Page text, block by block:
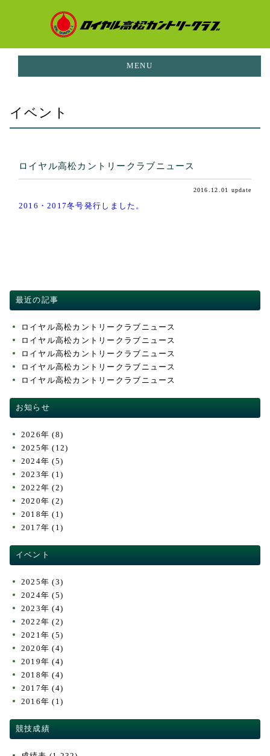
MENU
ご利用料金
PRICE
CORUSE GUIDE
PLAY RESULT
イベント
ロイヤル高松カントリークラブニュース
2016.12.01 update
2016・2017冬号発行しました。
最近の記事
ロイヤル高松カントリークラブニュース
ロイヤル高松カントリークラブニュース
ロイヤル高松カントリークラブニュース
ロイヤル高松カントリークラブニュース
ロイヤル高松カントリークラブニュース
お知らせ
2026年 (8)
2025年 (12)
2024年 (5)
2023年 (1)
2022年 (2)
2020年 (2)
2018年 (1)
2017年 (1)
イベント
2025年 (3)
2024年 (5)
2023年 (4)
2022年 (2)
2021年 (5)
2020年 (4)
2019年 (4)
2018年 (4)
2017年 (4)
2016年 (1)
競技成績